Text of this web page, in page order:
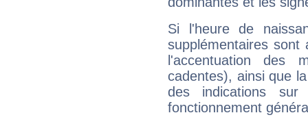
Si l'heure de
supplémentaires sont
l'accentuation des
cadentes), ainsi que
des indications sur
fonctionnement